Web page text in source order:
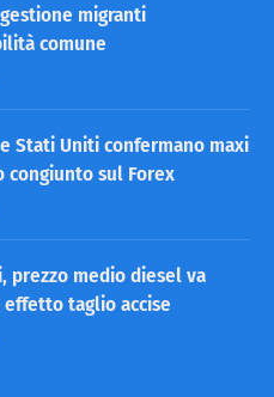
migranti
comune
Stati Uniti confermano maxi
sul Forex
prezzo medio diesel va
effetto taglio accise